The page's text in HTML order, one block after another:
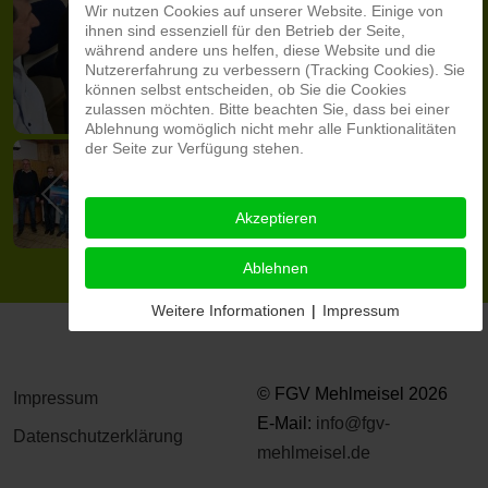
Impressum
Datenschutzerklärung
© FGV Mehlmeisel 2026
E-Mail: info@fgv-
mehlmeisel.de
Wir nutzen Cookies auf unserer Website. Einige von
ihnen sind essenziell für den Betrieb der Seite,
während andere uns helfen, diese Website und die
Nutzererfahrung zu verbessern (Tracking Cookies). Sie
können selbst entscheiden, ob Sie die Cookies
zulassen möchten. Bitte beachten Sie, dass bei einer
Ablehnung womöglich nicht mehr alle Funktionalitäten
der Seite zur Verfügung stehen.
Akzeptieren
Ablehnen
Weitere Informationen | Impressum